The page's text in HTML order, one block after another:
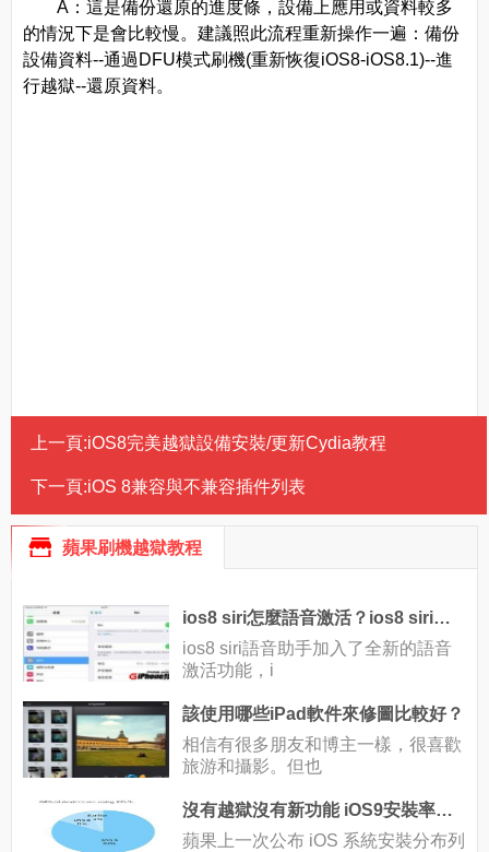
A：這是備份還原的進度條，設備上應用或資料較多
的情況下是會比較慢。建議照此流程重新操作一遍：備份
設備資料--通過DFU模式刷機(重新恢復iOS8-iOS8.1)--進
行越獄--還原資料。
上一頁:iOS8完美越獄設備安裝/更新Cydia教程
下一頁:iOS 8兼容與不兼容插件列表
蘋果刷機越獄教程
ios8 siri怎麼語音激活？ios8 siri語音激活設置教程
ios8 siri語音助手加入了全新的語音
激活功能，i
該使用哪些iPad軟件來修圖比較好？
相信有很多朋友和博主一樣，很喜歡
旅游和攝影。但也
沒有越獄沒有新功能 iOS9安裝率已經20天沒漲了
蘋果上一次公布 iOS 系統安裝分布列